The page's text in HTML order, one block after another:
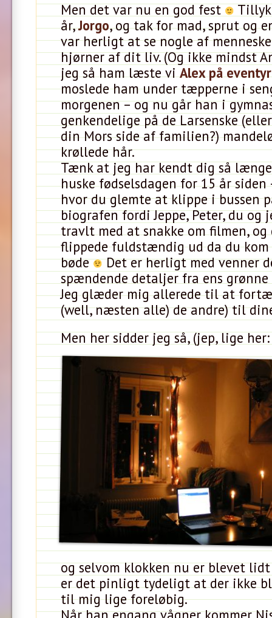
Men det var nu en god fest
år,Jorgo, og tak for mad, sprut og
var herligt at se nogle af
hjørner af dit liv. (Og ikke mindst
jeg så ham læste viAlex på eventyr
moslede ham under tæpperne i
morgenen – og nu går han i
genkendelige på de Larsenske
din Mors side af familien?)
krøllede hår.
Tænk at jeg har kendt dig så
huske fødselsdagen for 15 år siden
hvor du glemte at klippe i bussen
biografen fordi Jeppe, Peter, du og
travlt med at snakke om filmen, og
flippede fuldstændig ud da du kom
bøde Det er herligt med venner
spændende detaljer fra ens grønne
Jeg glæder mig allerede til at
(well, næsten alle) de andre) til
Men her sidder jeg så, (jep, lige her:
og selvom klokken nu er blevet lidt
er det pinligt tydeligt at der ikke
til mig lige foreløbig.